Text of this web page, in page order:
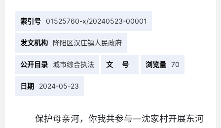
索引号 01525760-x/20240523-00001
发文机构 隆阳区汉庄镇人民政府
公开目录 城市综合执法 文 号 浏览量 70
日期 2024-05-23
保护母亲河，你我共参与—沈家村开展东河